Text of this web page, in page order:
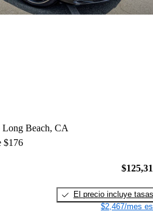
Long Beach, CA
$176
El precio incluye tasas
$2,467/mes